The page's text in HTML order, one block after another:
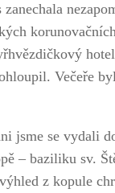
zanechala
Večeře
jsme se vydali
– baziliku sv.
z kopule